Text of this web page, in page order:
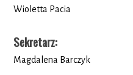
Wioletta Pacia
Sekretarz:
Magdalena Barczyk